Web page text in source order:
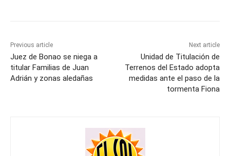
Previous article
Juez de Bonao se niega a
titular Familias de Juan
Adrián y zonas aledañas
Next article
Unidad de Titulación de
Terrenos del Estado adopta
medidas ante el paso de la
tormenta Fiona